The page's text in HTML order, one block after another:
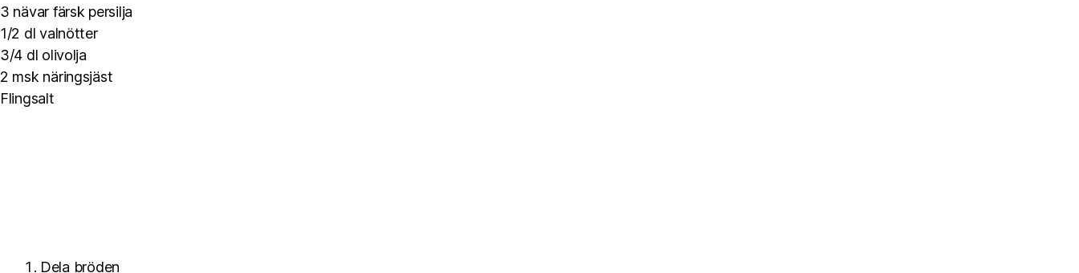
3 nävar färsk persilja
1/2 dl valnötter
3/4 dl olivolja
2 msk näringsjäst
Flingsalt
Dela bröden